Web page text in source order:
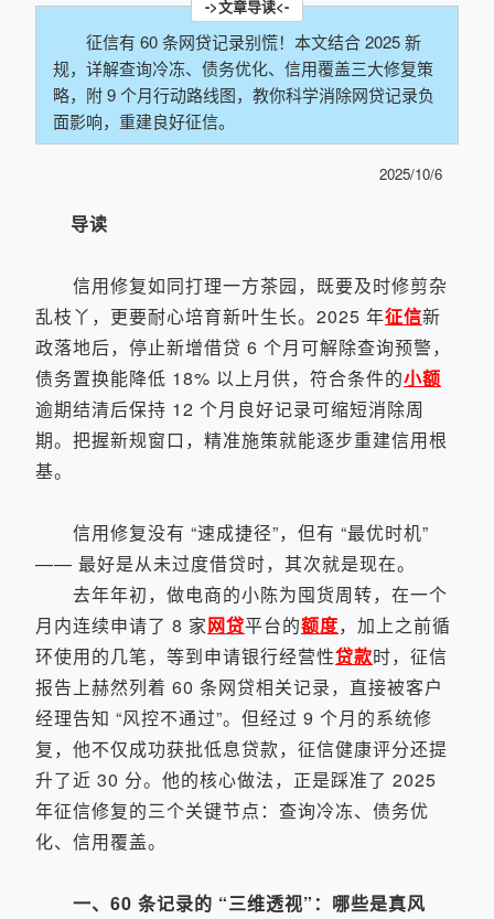
征信有 60 条网贷记录别慌！本文结合 2025 新
规，详解查询冷冻、债务优化、信用覆盖三大修复策
略，附 9 个月行动路线图，教你科学消除网贷记录负
面影响，重建良好征信。
2025/10/6
导读
信用修复如同打理一方茶园，既要及时修剪杂
乱枝丫，更要耐心培育新叶生长。2025 年征信新
政落地后，停止新增借贷 6 个月可解除查询预警，
债务置换能降低 18% 以上月供，符合条件的小额
逾期结清后保持 12 个月良好记录可缩短消除周
期。把握新规窗口，精准施策就能逐步重建信用根
基。
信用修复没有 “速成捷径”，但有 “最优时机”
—— 最好是从未过度借贷时，其次就是现在。
去年年初，做电商的小陈为囤货周转，在一个
月内连续申请了 8 家网贷平台的额度，加上之前循
环使用的几笔，等到申请银行经营性贷款时，征信
报告上赫然列着 60 条网贷相关记录，直接被客户
经理告知 “风控不通过”。但经过 9 个月的系统修
复，他不仅成功获批低息贷款，征信健康评分还提
升了近 30 分。他的核心做法，正是踩准了 2025
年征信修复的三个关键节点：查询冷冻、债务优
化、信用覆盖。
一、60 条记录的 “三维透视”：哪些是真风